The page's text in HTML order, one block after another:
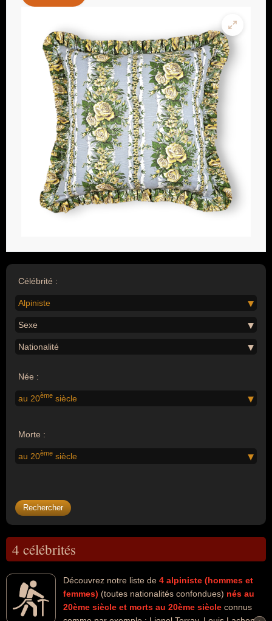
Célébrité :
Alpiniste
Sexe
Nationalité
Née :
au 20ème siècle
Morte :
au 20ème siècle
4 célébrités
Découvrez notre liste de 4 alpiniste (hommes et
femmes) (toutes nationalités confondues) nés au
20ème siècle et morts au 20ème siècle connus